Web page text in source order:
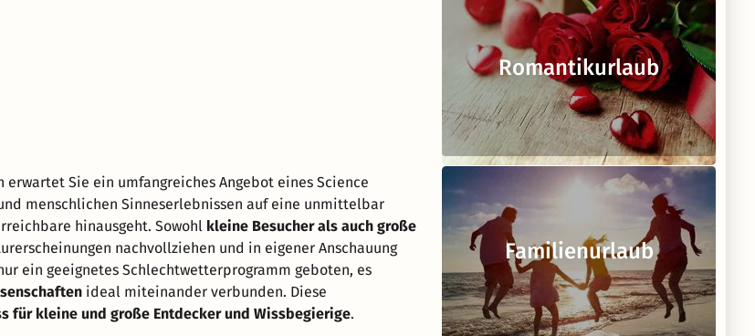
Sie ein umfangreiches Angebot eines Science
menschlichen Sinneserlebnissen auf eine unmittelbar
hinausgeht. Sowohl kleine Besucher als auch große
nachvollziehen und in eigener Anschauung
ein geeignetes Schlechtwetterprogramm geboten, es
ideal miteinander verbunden. Diese
für kleine und große Entdecker und Wissbegierige.
Romantikurlaub
Familienurlaub